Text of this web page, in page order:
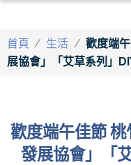
首頁 / 生活 / 歡度端
展協會」「艾草系列」
歡度端午佳節
發展協會」「